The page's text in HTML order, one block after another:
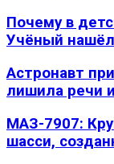
Почему в
Учёный нашёл
Астронавт
лишила речи
МАЗ-7907:
шасси,